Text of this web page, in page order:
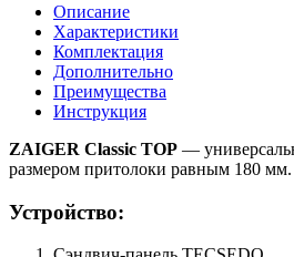
Описание
Характеристики
Комплектация
Дополнительно
Преимущества
Инструкция
ZAIGER Classic TOP —
размером притолоки равным 180 мм.
Устройство: